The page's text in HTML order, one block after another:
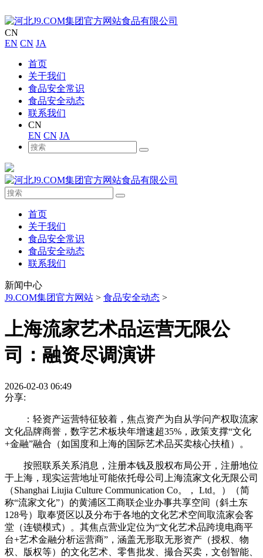
CN
EN CN JA
首页
关于我们
食品安全常识
食品安全动态
联系我们
CN
EN CN JA
首页
关于我们
食品安全常识
食品安全动态
联系我们
新闻中心
J9.COM集团官方网站 > 食品安全动态 >
上海流家艺术品运营无限公
司：融资尽调演讲
2026-02-03 06:49
分享:
：轻资产运营特征较着，焦点资产为自从学问产权取流家
文化品牌商誉，数字艺术板块年增速超35%，政策支撑“文化
+金融”融合（如国度和上海的国际艺术品买卖核心扶植）。
按照联系关系消息，注册本钱及股权布局公开，注册地位
于上海，现实运营地址可能依托母公司上海流家文化无限公司
（Shanghai Liujia Culture Communication Co。， Ltd。）（简
称“流家文化”）的黄浦区工商联企业办事共享空间（斜土东
128号）取奉贤区以及分布于各地的文化艺术空间取流家会客
堂（连锁模式）。其焦点营业定位为“文化艺术品跨境电商平
台+艺术金融分析运营商”，涵盖无形取无形资产（授权、物
权、版权等）的文化艺术、零售批发、撮合买卖，文创智能、